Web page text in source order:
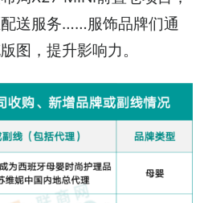
送服务……服饰品牌们通
图，提升影响力。